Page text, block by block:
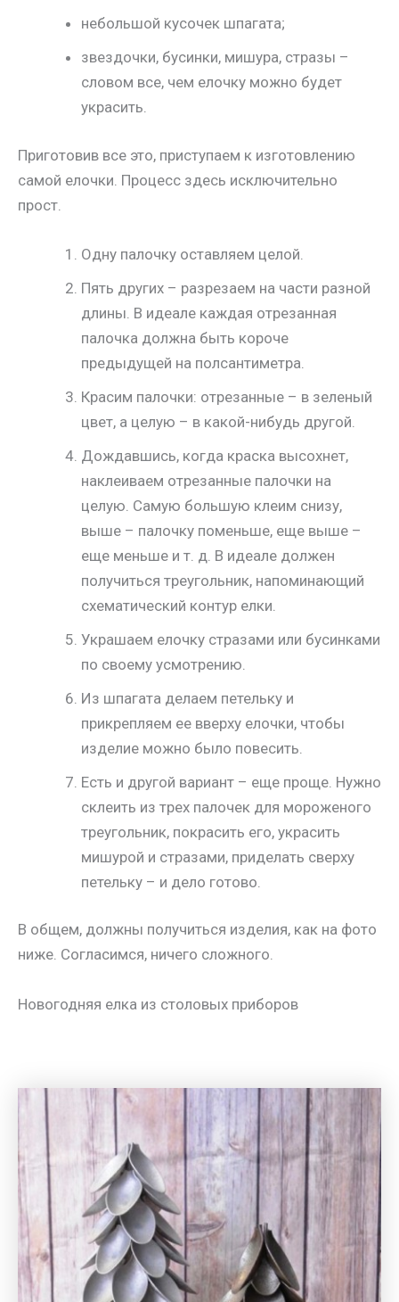
небольшой кусочек шпагата;
звездочки, бусинки, мишура, стразы –
словом все, чем елочку можно будет
украсить.
Приготовив все это, приступаем к изготовлению
самой елочки. Процесс здесь исключительно
прост.
Одну палочку оставляем целой.
Пять других – разрезаем на части разной
длины. В идеале каждая отрезанная
палочка должна быть короче
предыдущей на полсантиметра.
Красим палочки: отрезанные – в зеленый
цвет, а целую – в какой-нибудь другой.
Дождавшись, когда краска высохнет,
наклеиваем отрезанные палочки на
целую. Самую большую клеим снизу,
выше – палочку поменьше, еще выше –
еще меньше и т. д. В идеале должен
получиться треугольник, напоминающий
схематический контур елки.
Украшаем елочку стразами или бусинками
по своему усмотрению.
Из шпагата делаем петельку и
прикрепляем ее вверху елочки, чтобы
изделие можно было повесить.
Есть и другой вариант – еще проще. Нужно
склеить из трех палочек для мороженого
треугольник, покрасить его, украсить
мишурой и стразами, приделать сверху
петельку – и дело готово.
В общем, должны получиться изделия, как на фото
ниже. Согласимся, ничего сложного.
Новогодняя елка из столовых приборов